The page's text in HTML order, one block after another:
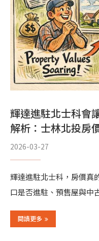
輝達進駐北士科會
解析：士林北投房
2026-03-27
輝達進駐北士科，房價真
口是否進駐、預售屋與
閱讀更多